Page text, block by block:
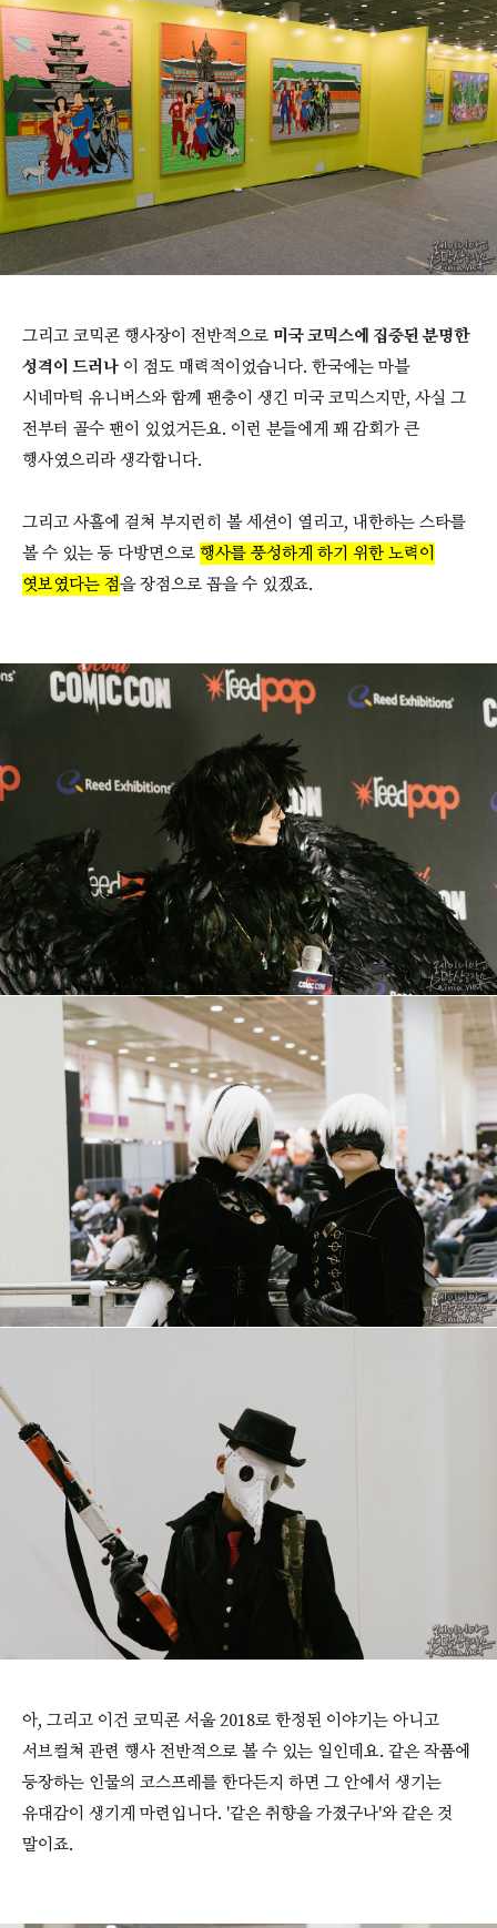
그리고 코믹콘 행사장이 전반적으로 미국 코믹스에 집중된 분명한
성격이 드러나 이 점도 매력적이었습니다. 한국에는 마블
시네마틱 유니버스와 함께 팬층이 생긴 미국 코믹스지만, 사실 그
전부터 골수 팬이 있었거든요. 이런 분들에게 꽤 감회가 큰
행사였으리라 생각합니다.
그리고 사흘에 걸쳐 부지런히 볼 세션이 열리고, 내한하는 스타를
볼 수 있는 등 다방면으로 행사를 풍성하게 하기 위한 노력이
엿보였다는 점을 장점으로 꼽을 수 있겠죠.
아, 그리고 이건 코믹콘 서울 2018로 한정된 이야기는 아니고
서브컬쳐 관련 행사 전반적으로 볼 수 있는 일인데요. 같은 작품에
등장하는 인물의 코스프레를 한다든지 하면 그 안에서 생기는
유대감이 생기게 마련입니다. '같은 취향을 가졌구나'와 같은 것
말이죠.